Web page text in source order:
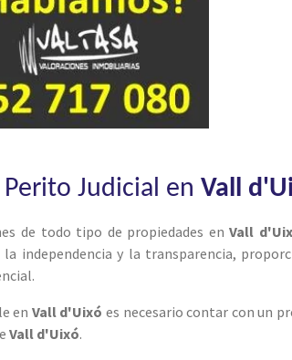
Perito Judicial en Vall
de todo tipo de propiedades enVall
independencia y la transparencia,
en Vall d'Uixóes necesario contar con un
Vall d'Uixó.